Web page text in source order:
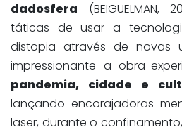
dadosfera
táticas de usar a
distopia através de novas
impressionante a obra-
pandemia, cidade e
lançando encorajadoras
laser, durante o